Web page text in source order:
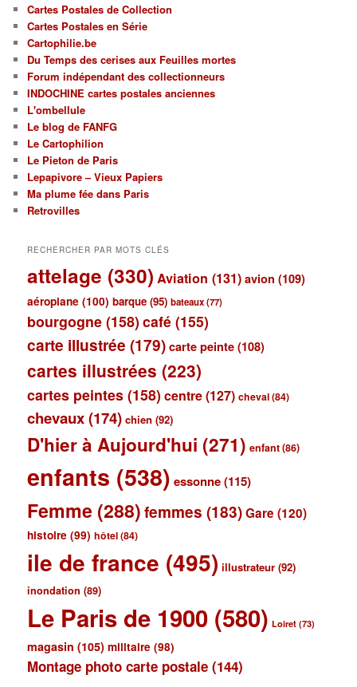
Cartes Postales de Collection
Cartes Postales en Série
Cartophilie.be
Du Temps des cerises aux Feuilles mortes
Forum indépendant des collectionneurs
INDOCHINE cartes postales anciennes
L'ombellule
Le blog de FANFG
Le Cartophilion
Le Pieton de Paris
Lepapivore – Vieux Papiers
Ma plume fée dans Paris
Retrovilles
RECHERCHER PAR MOTS CLÉS
attelage (330) Aviation (131) avion (109)
aéroplane (100) barque (95) bateaux(77)
bourgogne (158) café (155)
carte illustrée (179) carte peinte (108)
cartes illustrées (223)
cartes peintes (158) centre(127) cheval(84)
chevaux(174) chien (92)
D'hier à Aujourd'hui (271) enfant(86)
enfants (538) essonne(115)
Femme (288)femmes (183)Gare (120)
histoire (99) hôtel(84)
ile de france (495) illustrateur (92)
inondation (89)
Le Paris de 1900 (580) Loiret (73)
magasin (105) militaire (98)
Montage photo carte postale (144)